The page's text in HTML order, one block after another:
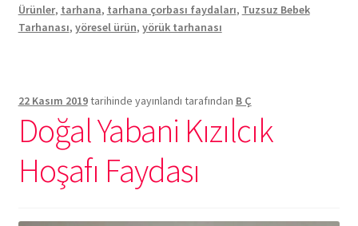
Ürünler, tarhana, tarhana çorbası faydaları, Tuzsuz Bebek
Tarhanası, yöresel ürün, yörük tarhanası
22 Kasım 2019tarihinde yayınlandı tarafından B Ç
Doğal Yabani Kızılcık
Hoşafı Faydası